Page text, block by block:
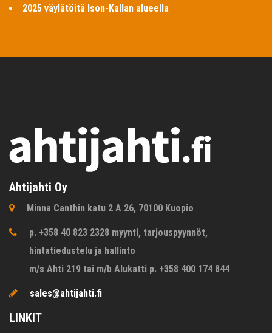
2025 väylätöitä Ison-Kallan alueella
Ahtijahti Oy
Minna Canthin katu 2 A 26, 70100 Kuopio
p. +358 40 823 2328 myynti, tarjouspyynnöt,
hintatiedustelu ja hallinto
m/s Ahti 219 tai m/b Alukatti p. +358 400 174 844
sales@ahtijahti.fi
LINKIT